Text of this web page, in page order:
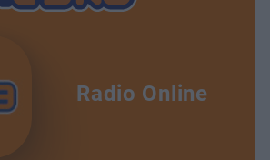
Radio Online